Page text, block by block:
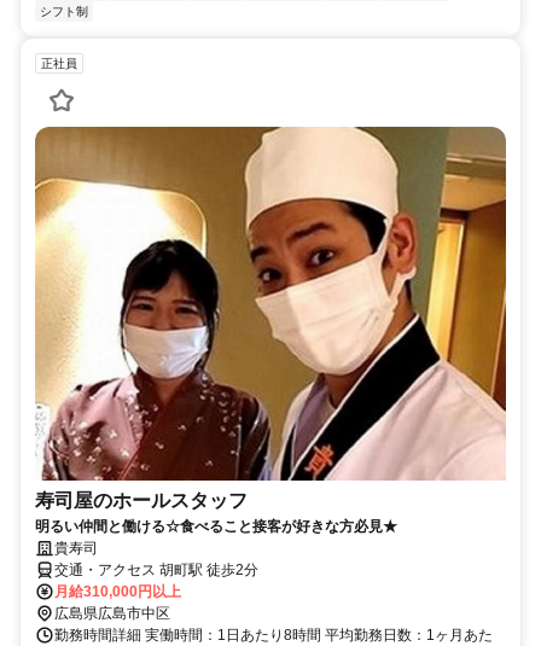
シフト制
正社員
寿司屋のホールスタッフ
明るい仲間と働ける☆食べること接客が好きな方必見★
貴寿司
交通・アクセス 胡町駅 徒歩2分
月給310,000円以上
広島県広島市中区
勤務時間詳細 実働時間：1日あたり8時間 平均勤務日数：1ヶ月あた